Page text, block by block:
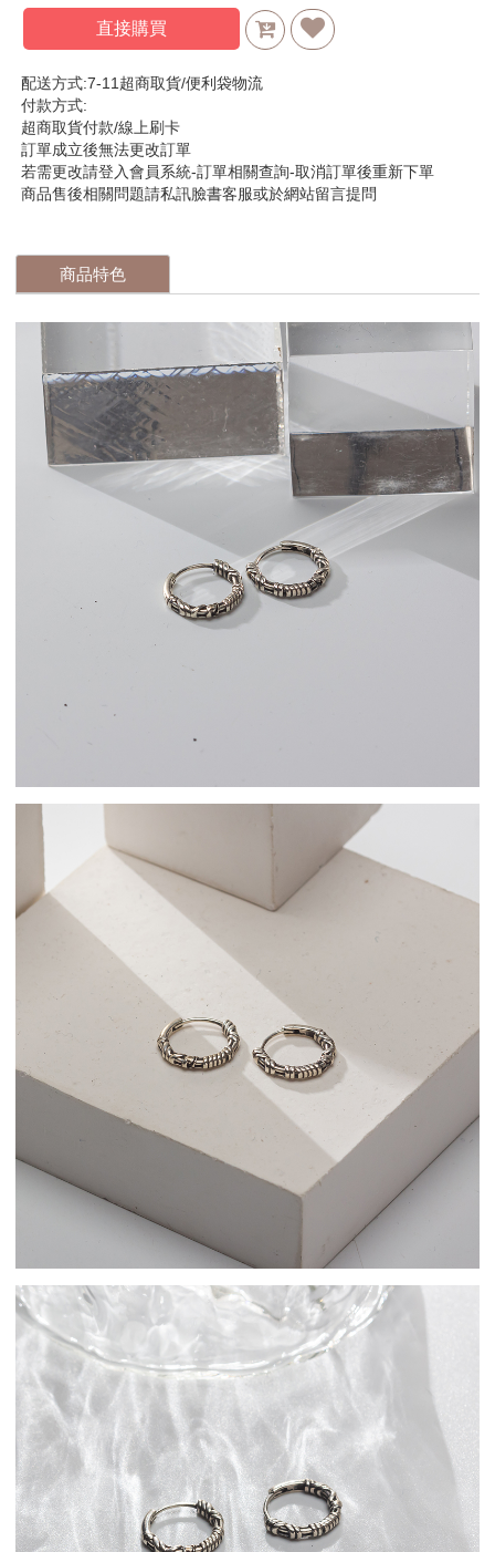
直接購買
配送方式:7-11超商取貨/便利袋物流
付款方式:
超商取貨付款/線上刷卡
訂單成立後無法更改訂單
若需更改請登入會員系統-訂單相關查詢-取消訂單後重新下單
商品售後相關問題請私訊臉書客服或於網站留言提問
商品特色